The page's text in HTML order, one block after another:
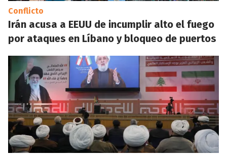
Conflicto
Irán acusa a EEUU de incumplir alto el fuego
por ataques en Líbano y bloqueo de puertos